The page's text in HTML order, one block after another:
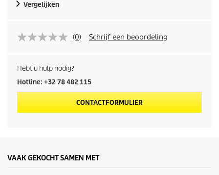
Vergelijken
(0) Schrijf een beoordeling
Hebt u hulp nodig?
Hotline: +32 78 482 115
CONTACTFORMULIER
VAAK GEKOCHT SAMEN MET